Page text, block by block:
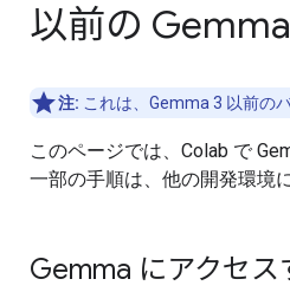
以前の
注: これは、Gemma 3 以前の
このページでは、Colab で
一部の手順は、他の開発環境
Gemma にアクセス